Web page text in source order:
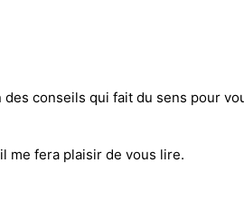
conseils qui fait du sens pour
me fera plaisir de vous lire.